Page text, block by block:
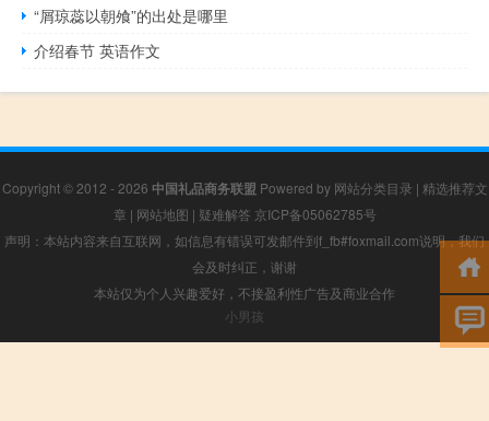
“屑琼蕊以朝飧”的出处是哪里
介绍春节 英语作文
Copyright © 2012 - 2026 中国礼品商务联盟 Powered by 网站分类目录 | 精选推荐文
章 | 网站地图 | 疑难解答 京ICP备05062785号
声明：本站内容来自互联网，如信息有错误可发邮件到f_fb#foxmail.com说明，我们
会及时纠正，谢谢
本站仅为个人兴趣爱好，不接盈利性广告及商业合作
小男孩